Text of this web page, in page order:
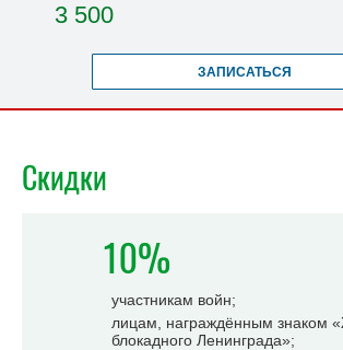
3 500
ЗАПИСАТЬСЯ
Скидки
10%
участникам войн;
лицам, награждённым знаком
блокадного Ленинграда»;